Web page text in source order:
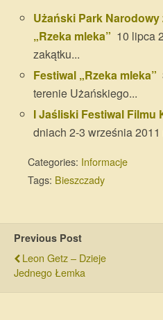
Użański Park
„Rzeka mleka” 10 lipca
zakątku...
Festiwal „Rzeka mleka”
terenie Użańskiego...
I Jaśliski Festiwal Filmu
dniach 2-3 września 2011
Categories: Informacje
Tags: Bieszczady
Previous Post
Leon Getz – Dzieje
Jednego Łemka